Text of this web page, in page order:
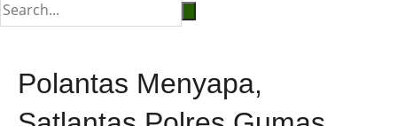
Polantas Menyapa,